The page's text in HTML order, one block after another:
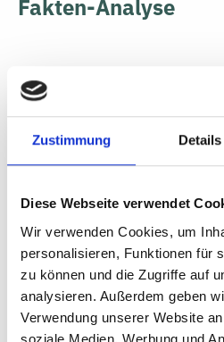
Zustimmung Details
Diese Webseite verwendet
Wir verwenden Cookies, um
personalisieren, Funktionen für
zu können und die Zugriffe auf
analysieren. Außerdem geben
Verwendung unserer Website
soziale Medien, Werbung und
Fakten-Analyse
Bewertung der momentanen
der Gewerbeflächensituation
Betrachtung der Unternehmen
Ableitung von wirtschaftlichen